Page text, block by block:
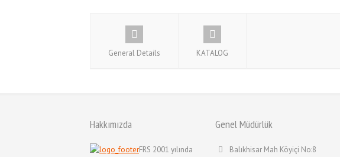
General Details KATALOG
Hakkımızda
FRS 2001 yılında
Genel Müdürlük
Balıkhisar Mah Köyiçi No:8